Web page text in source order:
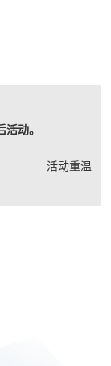
动。
活动重温